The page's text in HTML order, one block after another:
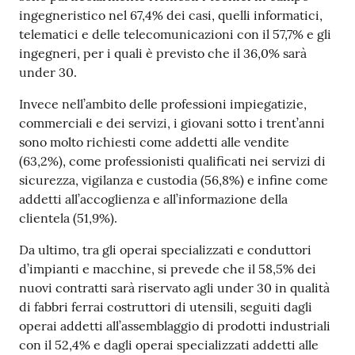
ingegneristico nel 67,4% dei casi, quelli informatici,
telematici e delle telecomunicazioni con il 57,7% e gli
ingegneri, per i quali è previsto che il 36,0% sarà
under 30.
Invece nell’ambito delle professioni impiegatizie,
commerciali e dei servizi, i giovani sotto i trent’anni
sono molto richiesti come addetti alle vendite
(63,2%), come professionisti qualificati nei servizi di
sicurezza, vigilanza e custodia (56,8%) e infine come
addetti all’accoglienza e all’informazione della
clientela (51,9%).
Da ultimo, tra gli operai specializzati e conduttori
d’impianti e macchine, si prevede che il 58,5% dei
nuovi contratti sarà riservato agli under 30 in qualità
di fabbri ferrai costruttori di utensili, seguiti dagli
operai addetti all’assemblaggio di prodotti industriali
con il 52,4% e dagli operai specializzati addetti alle